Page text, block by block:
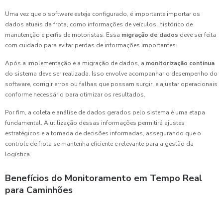
Uma vez que o software esteja configurado, é importante importar os
dados atuais da frota, como informações de veículos, histórico de
manutenção e perfis de motoristas. Essa migração de dados deve ser feita
com cuidado para evitar perdas de informações importantes.
Após a implementação e a migração de dados, a monitorização contínua
do sistema deve ser realizada. Isso envolve acompanhar o desempenho do
software, corrigir erros ou falhas que possam surgir, e ajustar operacionais
conforme necessário para otimizar os resultados.
Por fim, a coleta e análise de dados gerados pelo sistema é uma etapa
fundamental. A utilização dessas informações permitirá ajustes
estratégicos e a tomada de decisões informadas, assegurando que o
controle de frota se mantenha eficiente e relevante para a gestão da
logística.
Benefícios do Monitoramento em Tempo Real
para Caminhões